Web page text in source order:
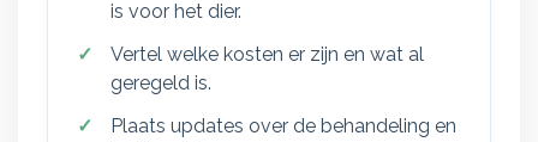
is voor het dier.
Vertel welke kosten er zijn en wat al
geregeld is.
Plaats updates over de behandeling en